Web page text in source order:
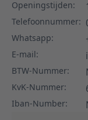
Openingstijden:
Telefoonnummer:
Whatsapp:
E-mail:
BTW-Nummer:
KvK-Nummer:
Iban-Number: